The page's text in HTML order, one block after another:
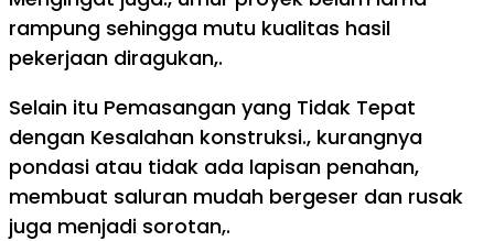
rampung sehingga mutu kualitas hasil
pekerjaan diragukan,.
Selain itu Pemasangan yang Tidak Tepat
dengan Kesalahan konstruksi., kurangnya
pondasi atau tidak ada lapisan penahan,
membuat saluran mudah bergeser dan rusak
juga menjadi sorotan,.